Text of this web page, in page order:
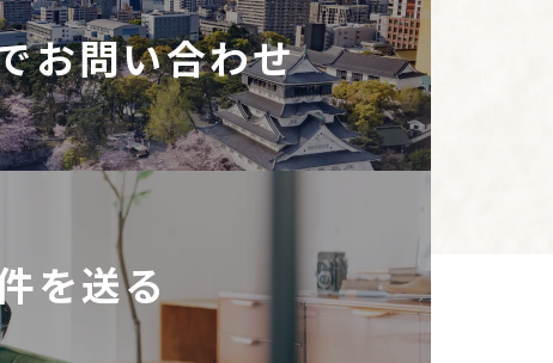
。
とを確認の上、対応
ポリシーの内容を適
お問い合わせ
を送る